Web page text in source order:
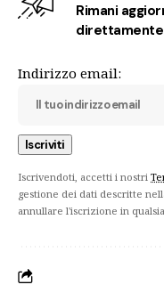
Rimani
direttamente
Indirizzo email:
Iscrivendoti, accetti i nostri
gestione dei dati descritte
annullare l'iscrizione in